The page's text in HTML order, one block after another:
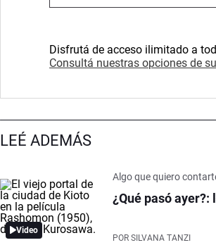
Disfrutá de acceso ilimitado a
Consultá nuestras opciones de
LEÉ ADEMÁS
Video
Algo que quiero
¿Qué pasó
POR SILVANA TANZI